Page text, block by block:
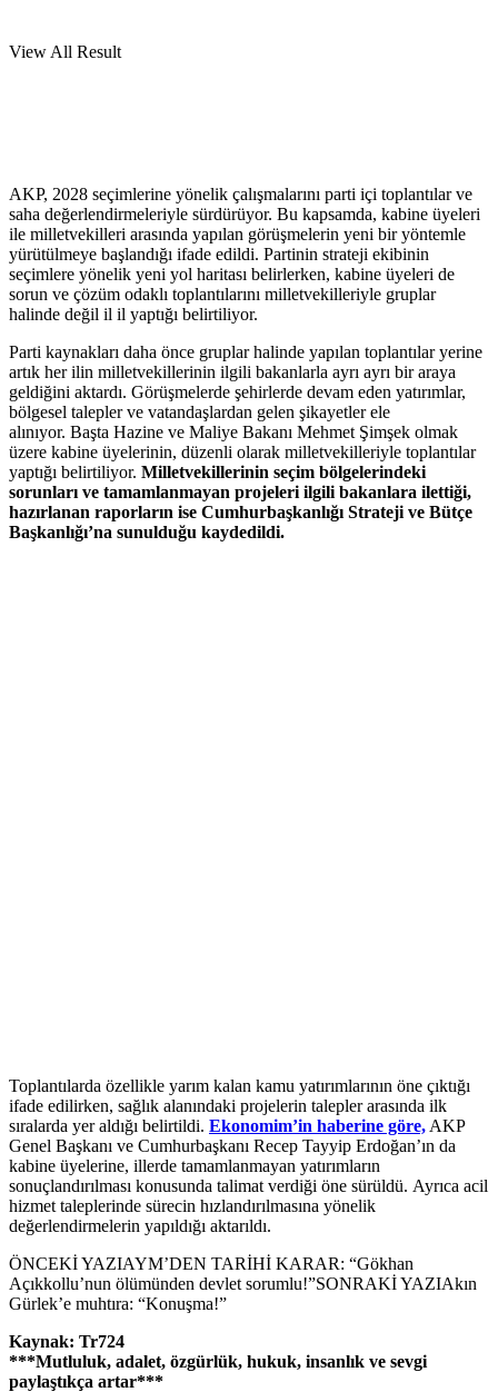
View All Result
AKP, 2028 seçimlerine yönelik çalışmalarını parti içi toplantılar ve
saha değerlendirmeleriyle sürdürüyor. Bu kapsamda, kabine üyeleri
ile milletvekilleri arasında yapılan görüşmelerin yeni bir yöntemle
yürütülmeye başlandığı ifade edildi. Partinin strateji ekibinin
seçimlere yönelik yeni yol haritası belirlerken, kabine üyeleri de
sorun ve çözüm odaklı toplantılarını milletvekilleriyle gruplar
halinde değil il il yaptığı belirtiliyor.
Parti kaynakları daha önce gruplar halinde yapılan toplantılar yerine
artık her ilin milletvekillerinin ilgili bakanlarla ayrı ayrı bir araya
geldiğini aktardı. Görüşmelerde şehirlerde devam eden yatırımlar,
bölgesel talepler ve vatandaşlardan gelen şikayetler ele
alınıyor. Başta Hazine ve Maliye Bakanı Mehmet Şimşek olmak
üzere kabine üyelerinin, düzenli olarak milletvekilleriyle toplantılar
yaptığı belirtiliyor. Milletvekillerinin seçim bölgelerindeki
sorunları ve tamamlanmayan projeleri ilgili bakanlara ilettiği,
hazırlanan raporların ise Cumhurbaşkanlığı Strateji ve Bütçe
Başkanlığı’na sunulduğu kaydedildi.
Toplantılarda özellikle yarım kalan kamu yatırımlarının öne çıktığı
ifade edilirken, sağlık alanındaki projelerin talepler arasında ilk
sıralarda yer aldığı belirtildi. Ekonomim’in haberine göre, AKP
Genel Başkanı ve Cumhurbaşkanı Recep Tayyip Erdoğan’ın da
kabine üyelerine, illerde tamamlanmayan yatırımların
sonuçlandırılması konusunda talimat verdiği öne sürüldü. Ayrıca acil
hizmet taleplerinde sürecin hızlandırılmasına yönelik
değerlendirmelerin yapıldığı aktarıldı.
ÖNCEKİ YAZIAYM’DEN TARİHİ KARAR: “Gökhan
Açıkkollu’nun ölümünden devlet sorumlu!”SONRAKİ YAZIAkın
Gürlek’e muhtıra: “Konuşma!”
Kaynak: Tr724
***Mutluluk, adalet, özgürlük, hukuk, insanlık ve sevgi
paylaştıkça artar***